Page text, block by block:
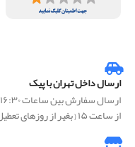
ارسال داخل تهران با پیک
از ساعت ۱۵ { بغیر از روزهای تعطیل }